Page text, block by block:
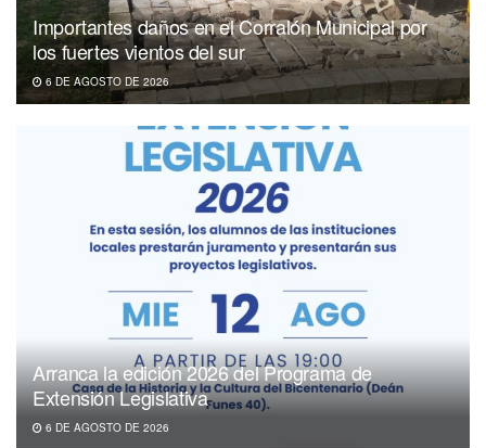
Importantes daños en el Corralón Municipal por
los fuertes vientos del sur
6 DE AGOSTO DE 2026
Arranca la edición 2026 del Programa de
Extensión Legislativa
6 DE AGOSTO DE 2026